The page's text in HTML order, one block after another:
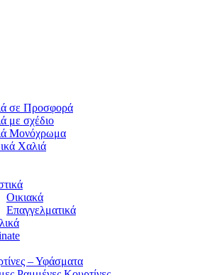
σε Προσφορά
με σχέδιο
Μονόχρωμα
Χαλιά
Οικιακά
Επαγγελματικά
– Υφάσματα